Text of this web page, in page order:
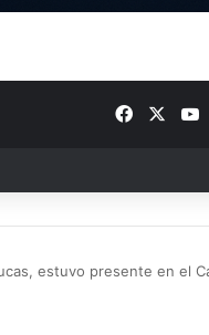
Facebook
estuvo presente en el